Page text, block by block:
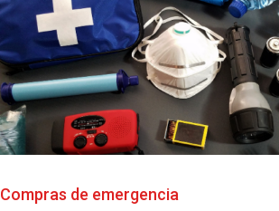
Compras de emergencia